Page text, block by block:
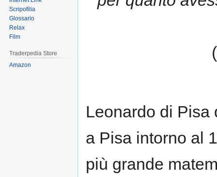
Leonardo di
a Pisa intorno al
più grande
Scripofilia
Glossario
Relax
Film
Traderpedia Store
Amazon